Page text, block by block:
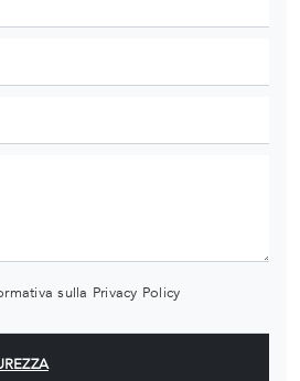
sulla Privacy Policy